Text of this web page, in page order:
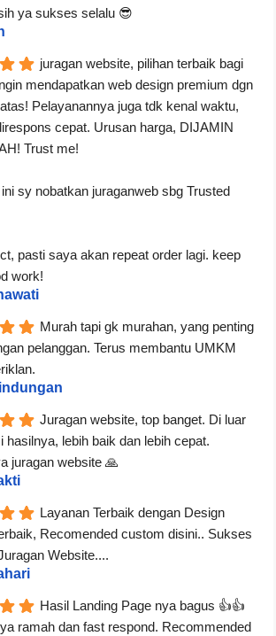
ya sukses selalu 😎
juragan website, pilihan terbaik bagi
mendapatkan web design premium dgn
Pelayanannya juga tdk kenal waktu,
cepat. Urusan harga, DIJAMIN
Trust me!
sy nobatkan juraganweb sbg Trusted
pasti saya akan repeat order lagi. keep
work!
Murah tapi gk murahan, yang penting
pelanggan. Terus membantu UMKM
Juragan website, top banget. Di luar
hasilnya, lebih baik dan lebih cepat.
juragan website 🙏
Layanan Terbaik dengan Design
Recomended custom disini.. Sukses
Website....
Hasil Landing Page nya bagus 👍👍
ramah dan fast respond. Recommended